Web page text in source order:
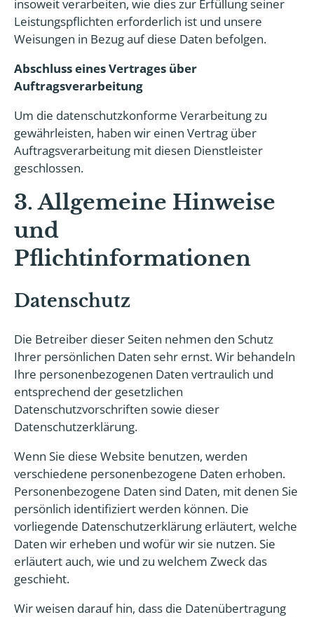
insoweit verarbeiten, wie dies zur Erfüllung seiner
Leistungspflichten erforderlich ist und unsere
Weisungen in Bezug auf diese Daten befolgen.
Abschluss eines Vertrages über
Auftragsverarbeitung
Um die datenschutzkonforme Verarbeitung zu
gewährleisten, haben wir einen Vertrag über
Auftragsverarbeitung mit diesen Dienstleister
geschlossen.
3. Allgemeine Hinweise
und
Pflichtinformationen
Datenschutz
Die Betreiber dieser Seiten nehmen den Schutz
Ihrer persönlichen Daten sehr ernst. Wir behandeln
Ihre personenbezogenen Daten vertraulich und
entsprechend der gesetzlichen
Datenschutzvorschriften sowie dieser
Datenschutzerklärung.
Wenn Sie diese Website benutzen, werden
verschiedene personenbezogene Daten erhoben.
Personenbezogene Daten sind Daten, mit denen Sie
persönlich identifiziert werden können. Die
vorliegende Datenschutzerklärung erläutert, welche
Daten wir erheben und wofür wir sie nutzen. Sie
erläutert auch, wie und zu welchem Zweck das
geschieht.
Wir weisen darauf hin, dass die Datenübertragung